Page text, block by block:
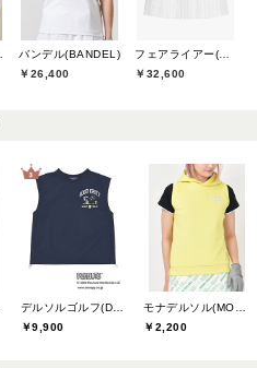
バンデル(BANDEL)
￥26,400
￥32,600
￥9,900
￥2,200